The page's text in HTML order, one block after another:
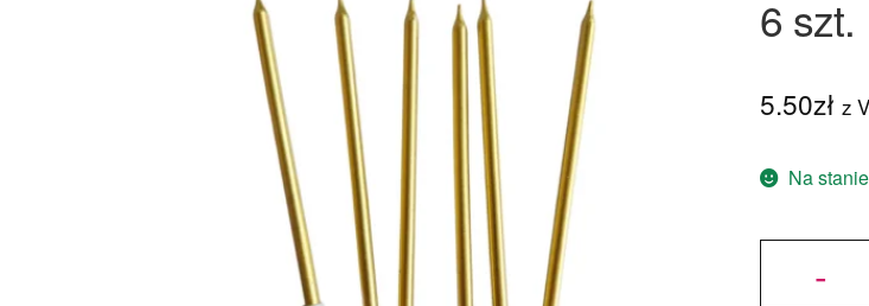
6 szt.
5.50zł z
Na stanie
-
ilość
– Złote 10
cm – 6 szt.